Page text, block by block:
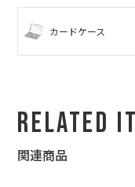
カードケース
Related
関連商品